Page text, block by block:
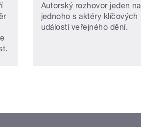
Autorský rozhovor jeden na
jednoho s aktéry klíčových
událostí veřejného dění.